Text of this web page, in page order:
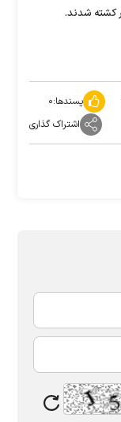
پسندها:۰
اشتراک گذاری